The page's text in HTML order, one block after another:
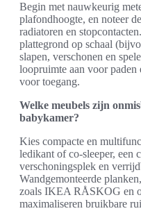
Begin met nauwkeurig
plafondhoogte, en noteer
radiatoren en
plattegrond op schaal
slapen, verschonen en
loopruimte aan voor
voor toegang.
Welke meubels zijn
babykamer?
Kies compacte en
ledikant of co-sleeper, een
verschoningsplek en
Wandgemonteerde
zoals IKEA RÅSKOG en
maximaliseren bruikbare